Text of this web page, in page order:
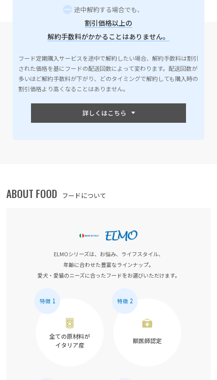
途中解約する場合でも、
割引価格以上の
解約手数料がかかることはありません。
フード定期購入サービスを途中で解約したい場合、解約手数料は割引
された価格を基にフードの配送回数によって変わります。配送回数が
多いほど解約手数料が下がり、どのタイミングで解約しても購入時の
割引価格より高くなることはありません。
ABOUT FOOD フードについて
ELMOシリーズは、お悩み、ライフスタイル、
年齢に合わせた豊富なラインナップ。
愛犬・愛猫のニーズに合ったフードをお選びいただけます。
全ての原材料が
イタリア産
獣医師認定